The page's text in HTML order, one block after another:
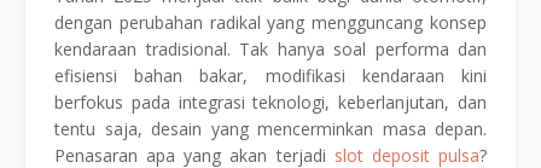
dengan perubahan radikal yang mengguncang konsep
kendaraan tradisional. Tak hanya soal performa dan
efisiensi bahan bakar, modifikasi kendaraan kini
berfokus pada integrasi teknologi, keberlanjutan, dan
tentu saja, desain yang mencerminkan masa depan.
Penasaran apa yang akan terjadi slot deposit pulsa?